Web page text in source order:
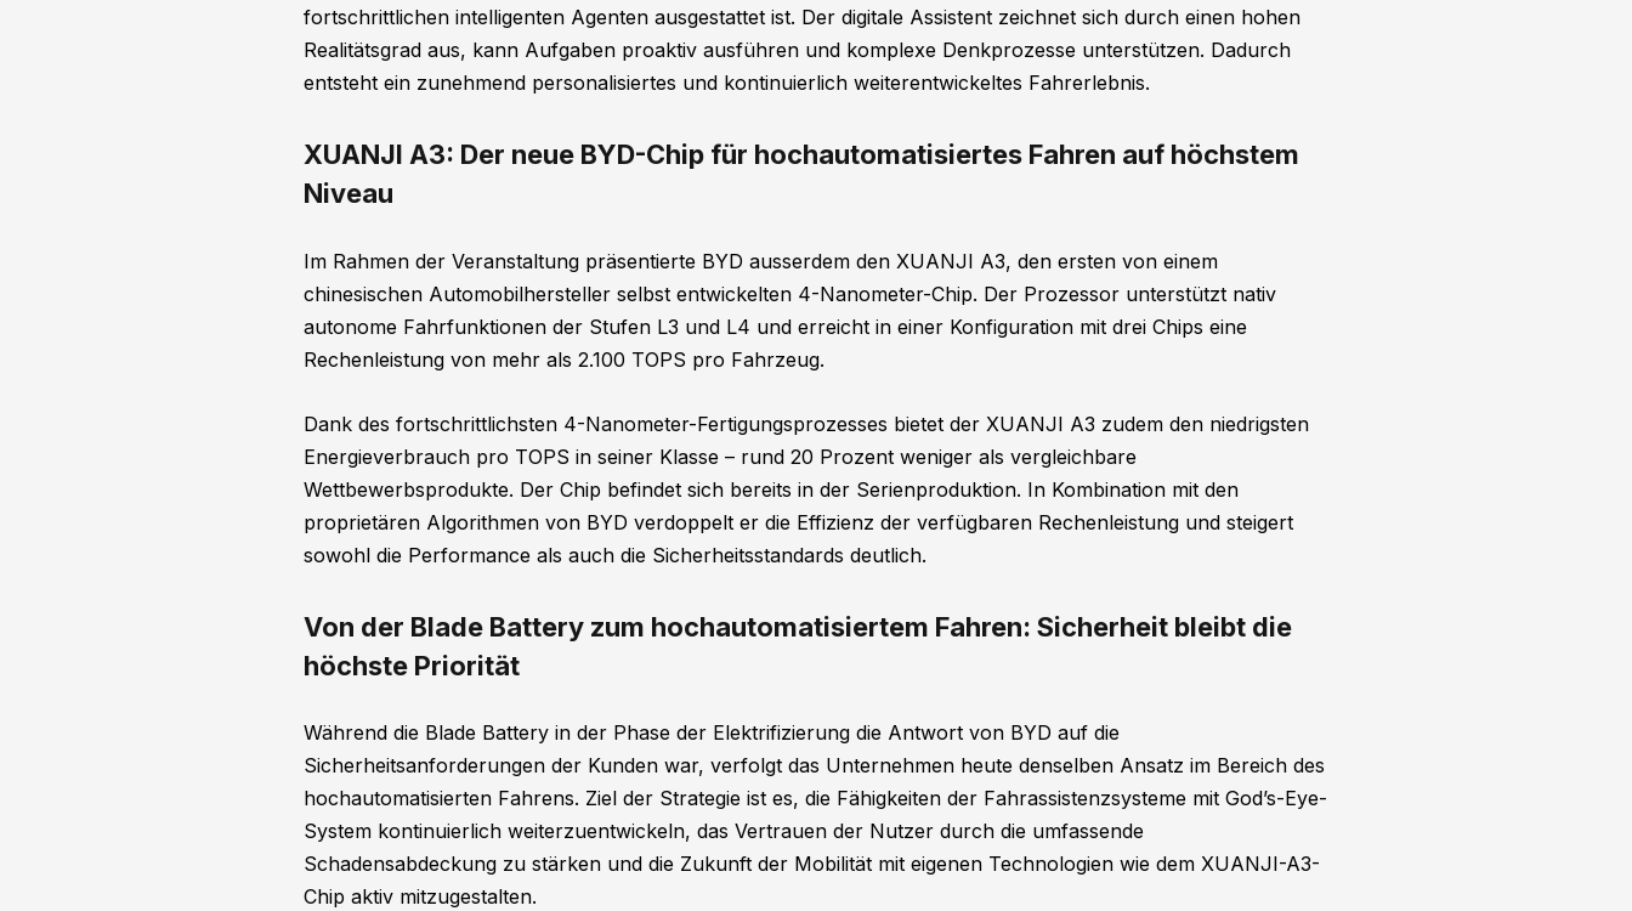
fortschrittlichen intelligenten Agenten ausgestattet ist. Der digitale Assistent zeichnet sich durch einen hohen
Realitätsgrad aus, kann Aufgaben proaktiv ausführen und komplexe Denkprozesse unterstützen. Dadurch
entsteht ein zunehmend personalisiertes und kontinuierlich weiterentwickeltes Fahrerlebnis.
XUANJI A3: Der neue BYD-Chip für hochautomatisiertes Fahren auf höchstem
Niveau
Im Rahmen der Veranstaltung präsentierte BYD ausserdem den XUANJI A3, den ersten von einem
chinesischen Automobilhersteller selbst entwickelten 4-Nanometer-Chip. Der Prozessor unterstützt nativ
autonome Fahrfunktionen der Stufen L3 und L4 und erreicht in einer Konfiguration mit drei Chips eine
Rechenleistung von mehr als 2.100 TOPS pro Fahrzeug.
Dank des fortschrittlichsten 4-Nanometer-Fertigungsprozesses bietet der XUANJI A3 zudem den niedrigsten
Energieverbrauch pro TOPS in seiner Klasse – rund 20 Prozent weniger als vergleichbare
Wettbewerbsprodukte. Der Chip befindet sich bereits in der Serienproduktion. In Kombination mit den
proprietären Algorithmen von BYD verdoppelt er die Effizienz der verfügbaren Rechenleistung und steigert
sowohl die Performance als auch die Sicherheitsstandards deutlich.
Von der Blade Battery zum hochautomatisiertem Fahren: Sicherheit bleibt die
höchste Priorität
Während die Blade Battery in der Phase der Elektrifizierung die Antwort von BYD auf die
Sicherheitsanforderungen der Kunden war, verfolgt das Unternehmen heute denselben Ansatz im Bereich des
hochautomatisierten Fahrens. Ziel der Strategie ist es, die Fähigkeiten der Fahrassistenzsysteme mit God’s-Eye-
System kontinuierlich weiterzuentwickeln, das Vertrauen der Nutzer durch die umfassende
Schadensabdeckung zu stärken und die Zukunft der Mobilität mit eigenen Technologien wie dem XUANJI-A3-
Chip aktiv mitzugestalten.